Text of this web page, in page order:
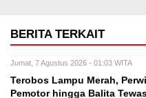
BERITA TERKAIT
Jumat, 7 Agustus 2026 - 01:03 WITA
Terobos Lampu Merah,
Pemotor hingga Balita